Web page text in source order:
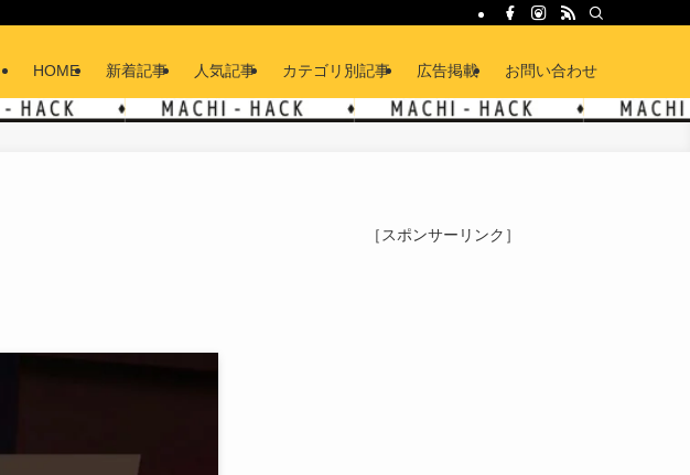
HOME 新着記事 人気記事 カテゴリ別記事 広告掲載 お問い合わせ
［スポンサーリンク］